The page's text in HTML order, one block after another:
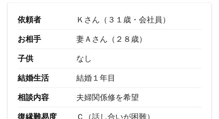
依頼者 Ｋさん（３１歳・会社員）
お相手 妻Ａさん（２８歳）
子供 なし
結婚生活 結婚１年目
相談内容 夫婦関係修を希望
復縁難易度 Ｃ（話し合いが困難）